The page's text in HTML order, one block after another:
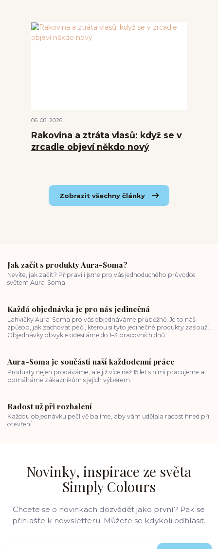
06 08 2026
Rakovina a ztráta vlasů: když se v
zrcadle objeví někdo nový
Zobrazit všechny články
Jak začít s produkty Aura-Soma?
Nevíte, jak začít? Připravili jsme pro vás jednoduchého průvodce
světem Aura-Soma.
Každá objednávka je pro nás jedinečná
Lahvičky Aura-Soma pro vás objednáváme průběžně. Je to náš
způsob, jak zachovat péči, kterou si tyto jedinečné produkty zaslouží.
Objednávky obvykle odesíláme do 1–3 pracovních dnů.
Aura-Soma je součástí naší každodenní práce
Produkty nejen prodáváme, ale již více než 15 let s nimi pracujeme a
pomáháme zákazníkům s jejich výběrem.
Radost už při rozbalení
Každou objednávku pečlivě balíme, aby vám udělala radost hned při
otevření.
Novinky, inspirace ze světa
Simply Colours
Chcete se o novinkách dozvědět jako první? Pak se
přihlašte k newsletteru. Můžete se kdykoli odhlásit.